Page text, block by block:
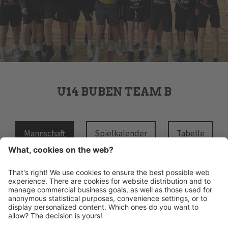
U14 BUBEN TEAM B
Mannschaft Spielkalender Tabelle
HANDBALL MERAN ALPERIA
Schwimmbadstraße 4
I-39012 Meran
INFO@HANDBALLMERAN.IT